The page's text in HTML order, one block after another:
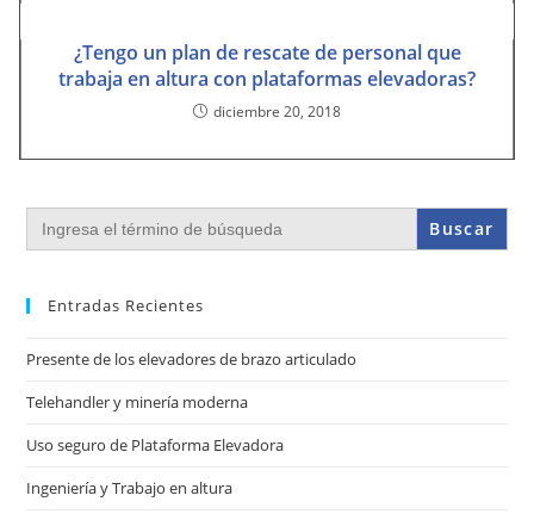
¿Tengo un plan de rescate de personal que
trabaja en altura con plataformas elevadoras?
diciembre 20, 2018
Buscar:
Entradas Recientes
Presente de los elevadores de brazo articulado
Telehandler y minería moderna
Uso seguro de Plataforma Elevadora
Ingeniería y Trabajo en altura